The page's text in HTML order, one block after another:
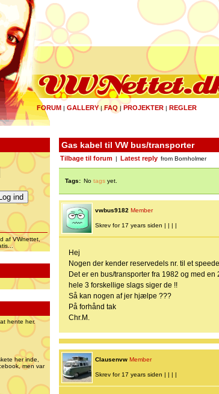
FORUM | GALLERY|FAQ | PROJEKTER | REGLER
af VWnettet,
hente her.
her inde,
men var
Gas kabel til VW bus/transporter
Tilbage til forum Latest reply from Bornholmer
Tags: No tags yet.
vwbus9182 Member
Skrev for 17 years siden | | | |
Hej
Nogen der kender reservedels nr. til et
Det er en bus/transporter fra 1982 og med
hele 3 forskellige slags siger de !!
Så kan nogen af jer hjælpe ???
På forhånd tak
Chr.M.
Clausenvw Member
Skrev for 17 years siden | | | |